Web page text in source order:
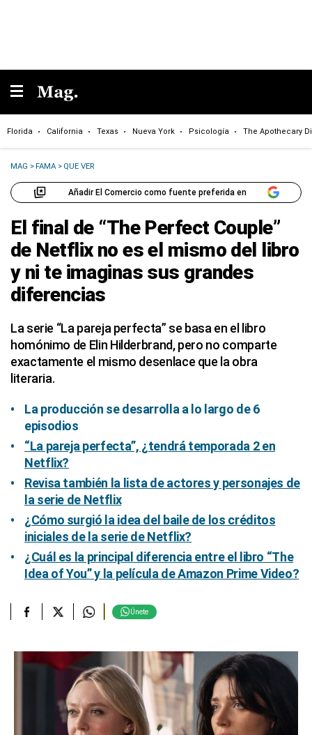
Florida California Texas Nueva York Psicología The Apothecary
MAG >FAMA > QUE VER
Añadir El Comercio como fuente preferida en
El final de “The Perfect Couple”
de Netflix no es el mismo del libro
y ni te imaginas sus grandes
diferencias
La serie “La pareja perfecta” se basa en el libro
homónimo de Elin Hilderbrand, pero no comparte
exactamente el mismo desenlace que la obra
literaria.
La producción se desarrolla a lo largo de 6
episodios
“La pareja perfecta”, ¿tendrá temporada 2 en
Netflix?
Revisa también la lista de actores y personajes de
la serie de Netflix
¿Cómo surgió la idea del baile de los créditos
iniciales de la serie de Netflix?
¿Cuál es la principal diferencia entre el libro “The
Idea of You” y la película de Amazon Prime Video?
Únete